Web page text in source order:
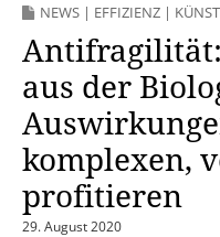
NEWS | EFFIZIENZ |
aus der
komplexen,
profitieren
29. August 2020